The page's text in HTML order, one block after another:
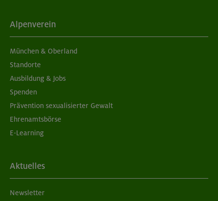
Alpenverein
München & Oberland
Standorte
Ausbildung & Jobs
Spenden
Prävention sexualisierter Gewalt
Ehrenamtsbörse
E-Learning
Aktuelles
Newsletter